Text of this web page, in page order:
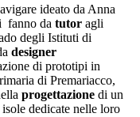
ideato da Anna
fanno da tutor agli
degli Istituti di
designer
di prototipi in
di Premariacco,
progettazione di un
dedicate nelle loro